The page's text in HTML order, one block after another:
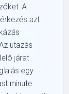
A
azt
utazás
járat
egy
minute